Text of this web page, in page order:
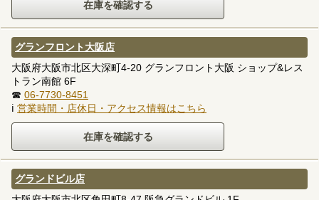
グランフロント大阪店
大阪府大阪市北区大深町4-20 グランフロント大阪 ショップ&レス
トラン南館 6F
☎ 06-7730-8451
ℹ 営業時間・店休日・アクセス情報はこちら
グランドビル店